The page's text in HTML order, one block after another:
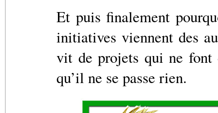
Et puis finalement
initiatives viennent des
vit de projets qui ne font
qu’il ne se passe rien.